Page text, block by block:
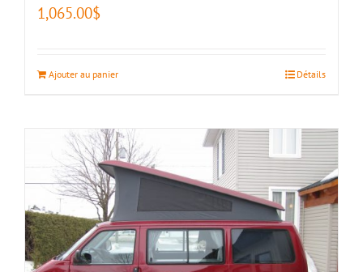
1,065.00$
Ajouter au panier Détails